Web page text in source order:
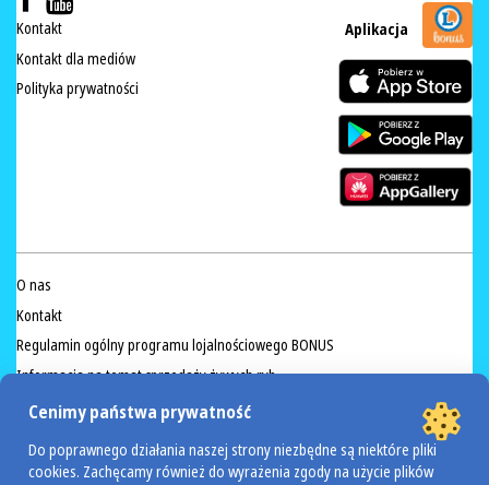
Kontakt
Kontakt dla mediów
Polityka prywatności
Aplikacja
O nas
Kontakt
Regulamin ogólny programu lojalnościowego BONUS
Informacja na temat sprzedaży żywych ryb
Przeciwdziałanie marnowaniu żywności
Cenimy państwa prywatność
Do poprawnego działania naszej strony niezbędne są niektóre pliki
cookies. Zachęcamy również do wyrażenia zgody na użycie plików